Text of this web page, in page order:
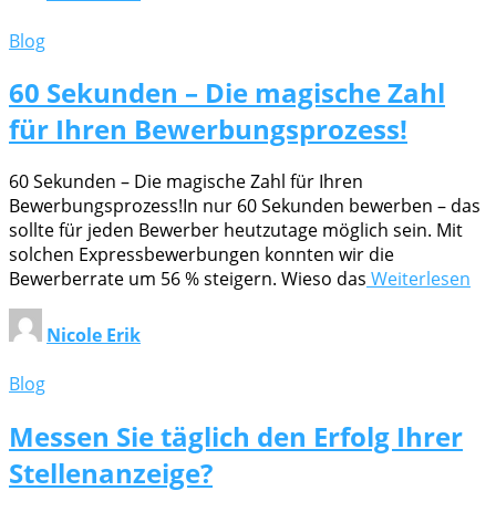
Blog
60 Sekunden – Die magische Zahl
für Ihren Bewerbungsprozess!
60 Sekunden – Die magische Zahl für Ihren
Bewerbungsprozess!In nur 60 Sekunden bewerben – das
sollte für jeden Bewerber heutzutage möglich sein. Mit
solchen Expressbewerbungen konnten wir die
Bewerberrate um 56 % steigern. Wieso das Weiterlesen
Nicole Erik
Blog
Messen Sie täglich den Erfolg Ihrer
Stellenanzeige?